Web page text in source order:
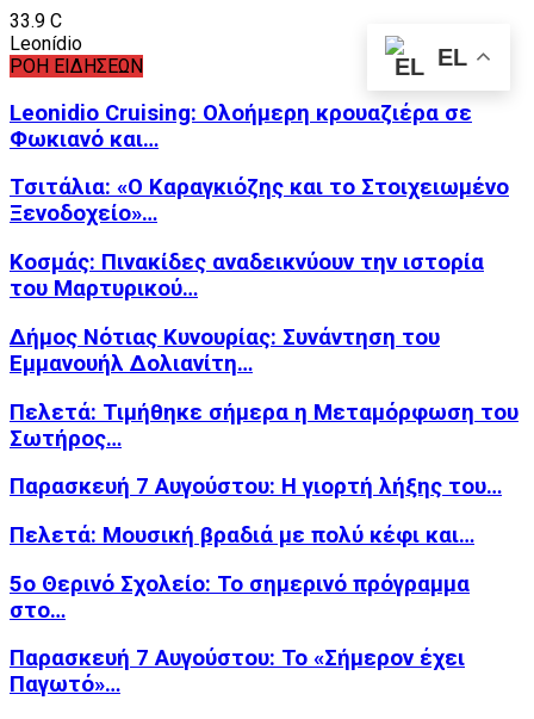
33.9 C
Leonídio
ΡΟΗ ΕΙΔΗΣΕΩΝ
Leonidio Cruising: Ολοήμερη κρουαζιέρα σε
Φωκιανό και…
Τσιτάλια: «Ο Καραγκιόζης και το Στοιχειωμένο
Ξενοδοχείο»…
Κοσμάς: Πινακίδες αναδεικνύουν την ιστορία
του Μαρτυρικού…
Δήμος Νότιας Κυνουρίας: Συνάντηση του
Εμμανουήλ Δολιανίτη…
Πελετά: Τιμήθηκε σήμερα η Μεταμόρφωση του
Σωτήρος…
Παρασκευή 7 Αυγούστου: Η γιορτή λήξης του…
Πελετά: Μουσική βραδιά με πολύ κέφι και…
5ο Θερινό Σχολείο: Το σημερινό πρόγραμμα
στο…
Παρασκευή 7 Αυγούστου: Το «Σήμερον έχει
Παγωτό»…
EL